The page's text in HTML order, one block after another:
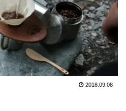
2018.09.08